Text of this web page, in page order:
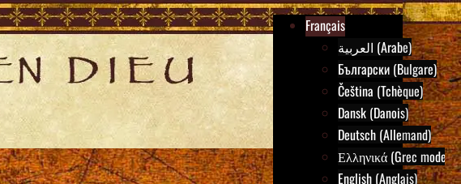
Français
العربية (Arabe)
Български (Bulgare)
Čeština (Tchèque)
Dansk (Danois)
Deutsch (Allemand)
Ελληνικά (Grec
English (Anglais)